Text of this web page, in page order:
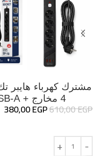
4 مخارج + USB-A وType-C مع مفتاح تحكم
610,00EGP
380,00EGP